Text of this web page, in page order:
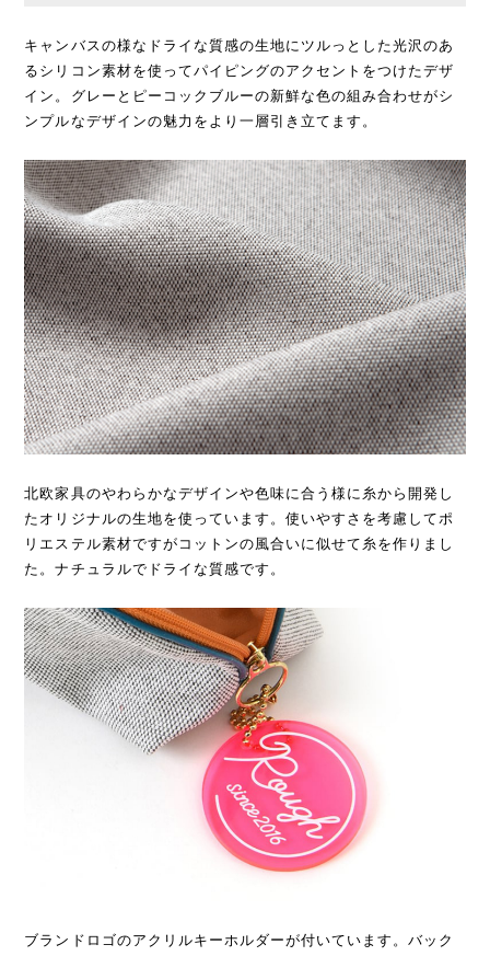
キャンバスの様なドライな質感の生地にツルっとした光沢のあ
るシリコン素材を使ってパイピングのアクセントをつけたデザ
イン。グレーとピーコックブルーの新鮮な色の組み合わせがシ
ンプルなデザインの魅力をより一層引き立てます。
北欧家具のやわらかなデザインや色味に合う様に糸から開発し
たオリジナルの生地を使っています。使いやすさを考慮してポ
リエステル素材ですがコットンの風合いに似せて糸を作りまし
た。ナチュラルでドライな質感です。
ブランドロゴのアクリルキーホルダーが付いています。バック